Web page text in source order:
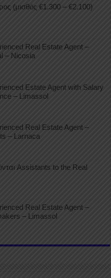
(μισθός €1.300 – €2.100)
Real Estate Agent –
– Nicosia
Estate Agent with Salary
– Limassol
Real Estate Agent –
– Larnaca
Assistants to the Real
Real Estate Agent –
– Limassol